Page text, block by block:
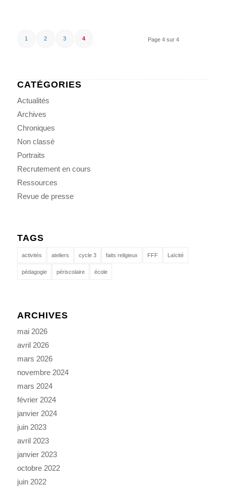
Page 4 sur 4
1 2 3 4
CATÉGORIES
Actualités
Archives
Chroniques
Non classé
Portraits
Recrutement en cours
Ressources
Revue de presse
TAGS
activités ateliers cycle 3 faits religieux FFF Laïcité
pédagogie périscolaire école
ARCHIVES
mai 2026
avril 2026
mars 2026
novembre 2024
mars 2024
février 2024
janvier 2024
juin 2023
avril 2023
janvier 2023
octobre 2022
juin 2022